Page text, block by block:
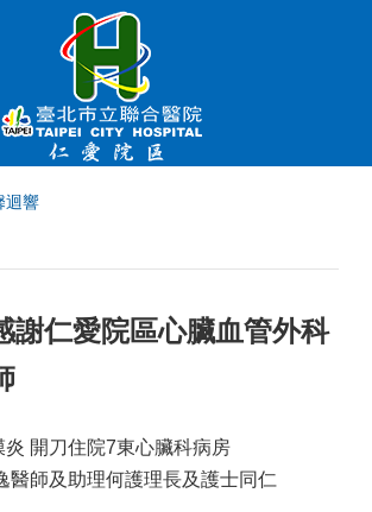
迴響
謝仁愛院區心臟血管外科
開刀住院7東心臟科病房
醫師及助理何護理長及護士同仁